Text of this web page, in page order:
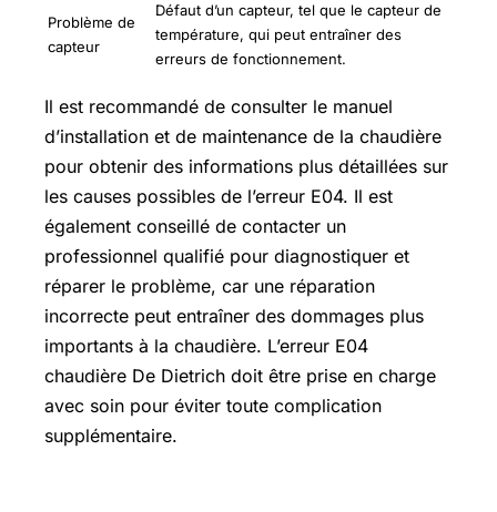
Problème de
capteur
Défaut d’un capteur, tel que le capteur de
température, qui peut entraîner des
erreurs de fonctionnement.
Il est recommandé de consulter le manuel
d’installation et de maintenance de la chaudière
pour obtenir des informations plus détaillées sur
les causes possibles de l’erreur E04. Il est
également conseillé de contacter un
professionnel qualifié pour diagnostiquer et
réparer le problème, car une réparation
incorrecte peut entraîner des dommages plus
importants à la chaudière. L’erreur E04
chaudière De Dietrich doit être prise en charge
avec soin pour éviter toute complication
supplémentaire.